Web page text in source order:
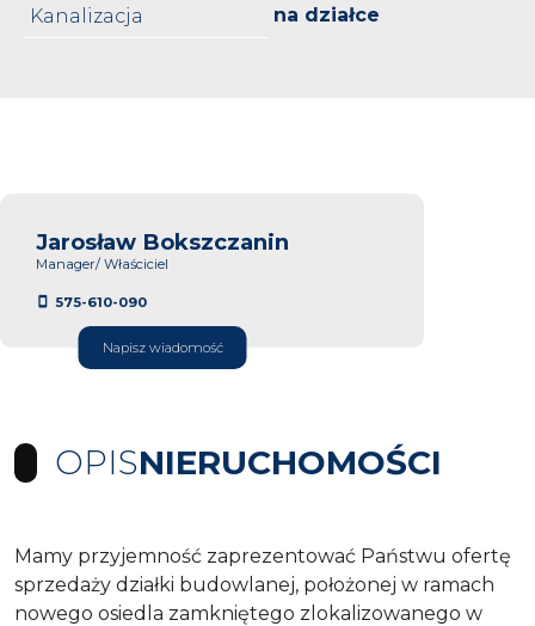
Kanalizacja
na działce
Jarosław Bokszczanin
Manager/ Właściciel
575-610-090
Napisz wiadomość
OPISNIERUCHOMOŚCI
Mamy przyjemność zaprezentować Państwu ofertę
sprzedaży działki budowlanej, położonej w ramach
nowego osiedla zamkniętego zlokalizowanego w